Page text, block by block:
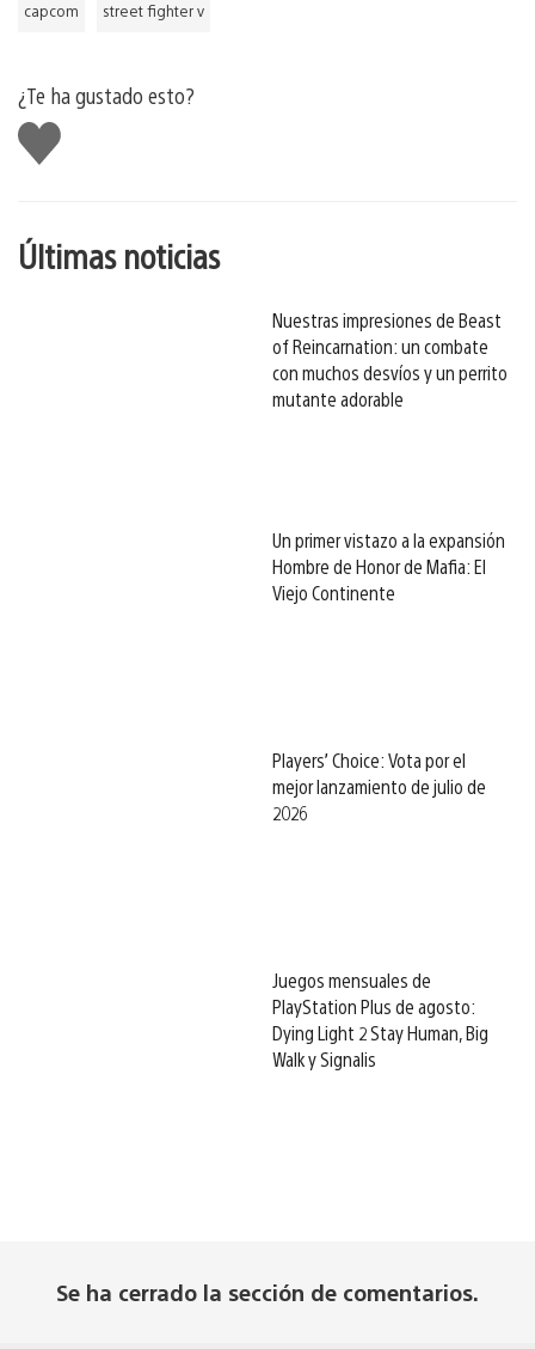
capcom street fighter v
¿Te ha gustado esto?
Me
gusta
esto
Últimas noticias
Nuestras impresiones de Beast
of Reincarnation: un combate
con muchos desvíos y un perrito
mutante adorable
Un primer vistazo a la expansión
Hombre de Honor de Mafia: El
Viejo Continente
Players’ Choice: Vota por el
mejor lanzamiento de julio de
2026
Juegos mensuales de
PlayStation Plus de agosto:
Dying Light 2 Stay Human, Big
Walk y Signalis
Se ha cerrado la sección de comentarios.